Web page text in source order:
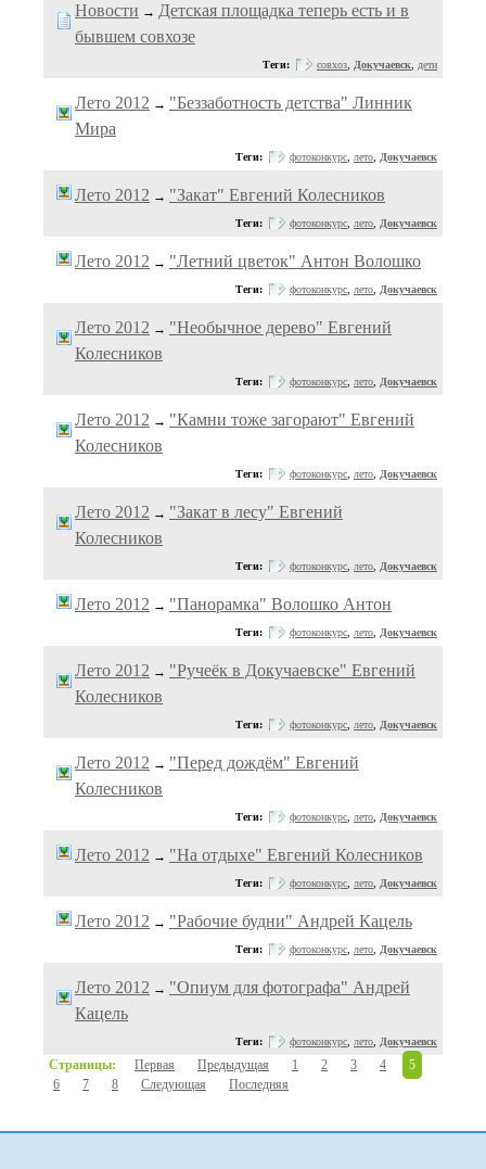
Новости → Детская площадка теперь есть и в
бывшем совхозе
Теги: совхоз Докучаевск дети
Лето 2012 → "Беззаботность детства" Линник
Мира
Теги: фотоконкурс лето Докучаевск
Лето 2012 → "Закат" Евгений Колесников
Теги: фотоконкурс лето Докучаевск
Лето 2012 → "Летний цветок" Антон Волошко
Теги: фотоконкурс лето Докучаевск
Лето 2012 → "Необычное дерево" Евгений
Колесников
Теги: фотоконкурс лето Докучаевск
Лето 2012 → "Камни тоже загорают" Евгений
Колесников
Теги: фотоконкурс лето Докучаевск
Лето 2012 → "Закат в лесу" Евгений
Колесников
Теги: фотоконкурс лето Докучаевск
Лето 2012 → "Панорамка" Волошко Антон
Теги: фотоконкурс лето Докучаевск
Лето 2012 → "Ручеёк в Докучаевске" Евгений
Колесников
Теги: фотоконкурс лето Докучаевск
Лето 2012 → "Перед дождём" Евгений
Колесников
Теги: фотоконкурс лето Докучаевск
Лето 2012 → "На отдыхе" Евгений Колесников
Теги: фотоконкурс лето Докучаевск
Лето 2012 → "Рабочие будни" Андрей Кацель
Теги: фотоконкурс лето Докучаевск
Лето 2012 → "Опиум для фотографа" Андрей
Кацель
Теги: фотоконкурс лето Докучаевск
Страницы: Первая Предыдущая 1 2 3 4
5
6
7 8 Следующая Последняя